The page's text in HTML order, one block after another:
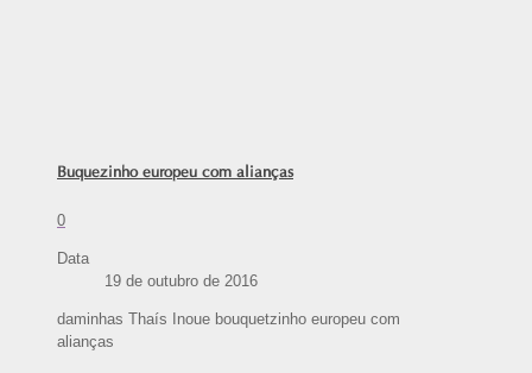
Buquezinho europeu com alianças
0
Data
19 de outubro de 2016
daminhas Thaís Inoue bouquetzinho europeu com
alianças